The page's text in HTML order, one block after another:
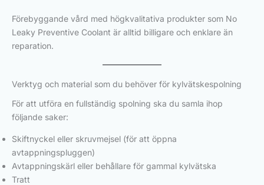
Förebyggande vård med högkvalitativa produkter som No
Leaky Preventive Coolant är alltid billigare och enklare än
reparation.
Verktyg och material som du behöver för kylvätskespolning
För att utföra en fullständig spolning ska du samla ihop
följande saker:
Skiftnyckel eller skruvmejsel (för att öppna
avtappningspluggen)
Avtappningskärl eller behållare för gammal kylvätska
Tratt